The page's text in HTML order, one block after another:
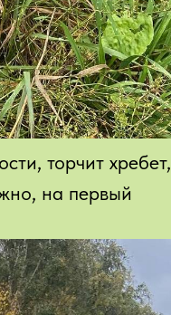
торчит хребет,
на первый